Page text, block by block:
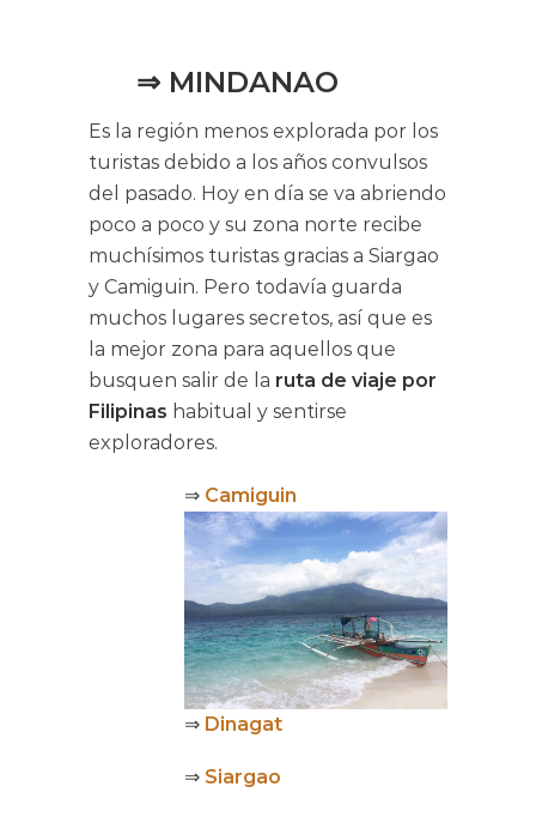
⇒ MINDANAO
Es la región menos explorada por los
turistas debido a los años convulsos
del pasado. Hoy en día se va abriendo
poco a poco y su zona norte recibe
muchísimos turistas gracias a Siargao
y Camiguin. Pero todavía guarda
muchos lugares secretos, así que es
la mejor zona para aquellos que
busquen salir de la ruta de viaje por
Filipinas habitual y sentirse
exploradores.
⇒ Camiguin
⇒ Dinagat
⇒ Siargao